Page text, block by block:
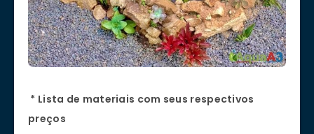
* Lista de materiais com seus respectivos
preços